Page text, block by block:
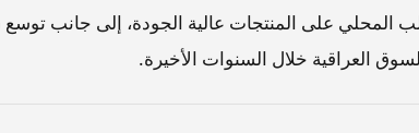
المحلي على المنتجات عالية الجودة، إلى جانب
العراقية خلال السنوات الأخيرة.